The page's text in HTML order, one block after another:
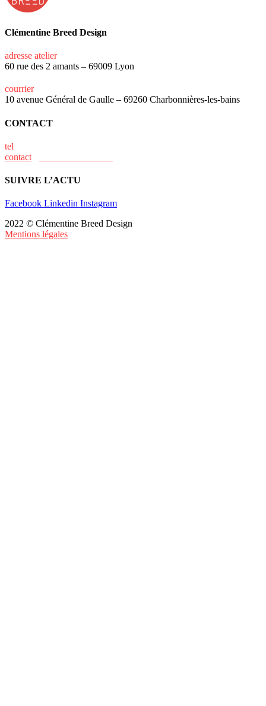
Clémentine Breed Design
adresse atelier
60 rue des 2 amants – 69009 Lyon
courrier
10 avenue Général de Gaulle – 69260 Charbonnières-les-bains
CONTACT
tel
contact
SUIVRE L’ACTU
Facebook Linkedin Instagram
2022 © Clémentine Breed Design
Mentions légales